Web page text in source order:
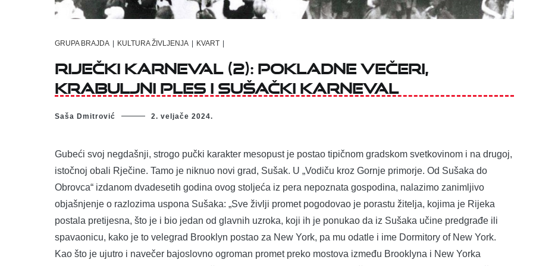
GRUPA BRAJDA KULTURA ŽIVLJENJA KVART
RIJEČKI KARNEVAL (2): POKLADNE VEČERI,
KRABULJNI PLES I SUŠAČKI KARNEVAL
Saša Dmitrović 2. veljače 2024.
Gubeći svoj negdašnji, strogo pučki karakter mesopust je postao tipičnom gradskom svetkovinom i na drugoj,
istočnoj obali Rječine. Tamo je niknuo novi grad, Sušak. U „Vodiču kroz Gornje primorje. Od Sušaka do
Obrovca“ izdanom dvadesetih godina ovog stoljeća iz pera nepoznata gospodina, nalazimo zanimljivo
objašnjenje o razlozima uspona Sušaka: „Sve življi promet pogodovao je porastu žitelja, kojima je Rijeka
postala pretijesna, što je i bio jedan od glavnih uzroka, koji ih je ponukao da iz Sušaka učine predgrađe ili
spavaonicu, kako je to velegrad Brooklyn postao za New York, pa mu odatle i ime Dormitory of New York.
Kao što je ujutro i navečer bajoslovno ogroman promet preko mostova između Brooklyna i New Yorka